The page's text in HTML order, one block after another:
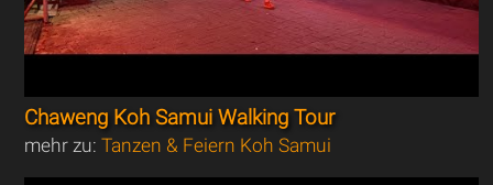
Chaweng Koh Samui Walking Tour
mehr zu:Tanzen & Feiern Koh Samui